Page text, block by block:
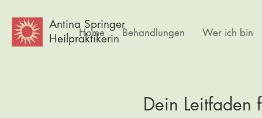
Antina Springer
Heilpraktikerin
Home Behandlungen Wer ich bin
Dein Leitfaden